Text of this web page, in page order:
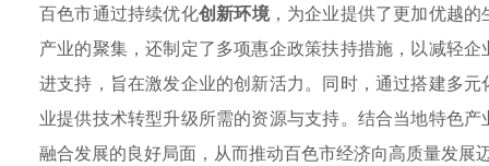
百色市通过持续优化创新环境，为企业提供了更加优越的
产业的聚集，还制定了多项惠企政策扶持措施，以减轻
进支持，旨在激发企业的创新活力。同时，通过搭建多
业提供技术转型升级所需的资源与支持。结合当地特色
融合发展的良好局面，从而推动百色市经济向高质量发展